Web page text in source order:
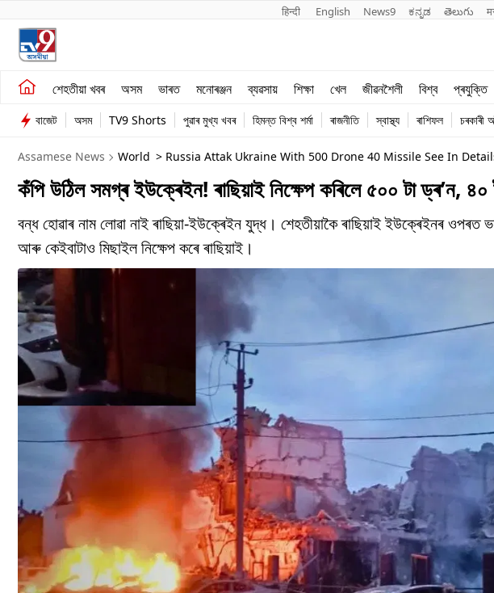
हिन्दी English News9 ಕನ್ನಡ తెలుగు
শেহতীয়া খবৰ অসম ভাৰত মনোৰঞ্জন ব্যৱসায় শিক্ষা খেল জীৱনশৈলী বিশ্ব প্ৰযুক্তি
শেহতীয়া খবৰ
অসম
ভাৰত
ব্যৱসায়
খেল
জীৱনশৈলী
বাজেট অসম TV9 Shorts পুৱাৰ মুখ্য খবৰ হিমন্ত বিশ্ব শৰ্মা ৰাজনীতি স্বাস্থ্য ৰাশিফল চৰকাৰী
Assamese News World > Russia Attak Ukraine With 500 Drone 40 Missile See In
কঁপি উঠিল সমগ্ৰ ইউক্ৰেইন! ৰাছিয়াই নিক্ষেপ কৰিলে ৫০০ টা ড্ৰ’ন,
বন্ধ হোৱাৰ নাম লোৱা নাই ৰাছিয়া-ইউক্ৰেইন যুদ্ধ। শেহতীয়াকৈ ৰাছিয়াই ইউক্ৰেইনৰ
আৰু কেইবাটাও মিছাইল নিক্ষেপ কৰে ৰাছিয়াই।